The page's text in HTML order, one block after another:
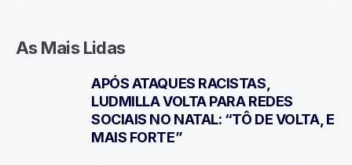
As Mais Lidas
APÓS ATAQUES RACISTAS,
LUDMILLA VOLTA PARA REDES
SOCIAIS NO NATAL: “TÔ DE VOLTA, E
MAIS FORTE”